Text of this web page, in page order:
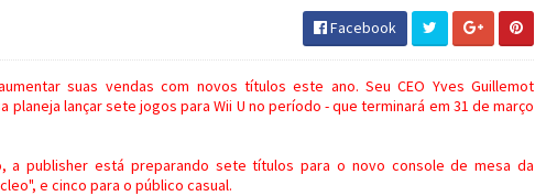
Facebook
suas vendas com novos títulos este ano. Seu CEO Yves Guillemot
planeja lançar sete jogos para Wii U no período - que terminará em 31 de março
a publisher está preparando sete títulos para o novo console de mesa da
e cinco para o público casual.